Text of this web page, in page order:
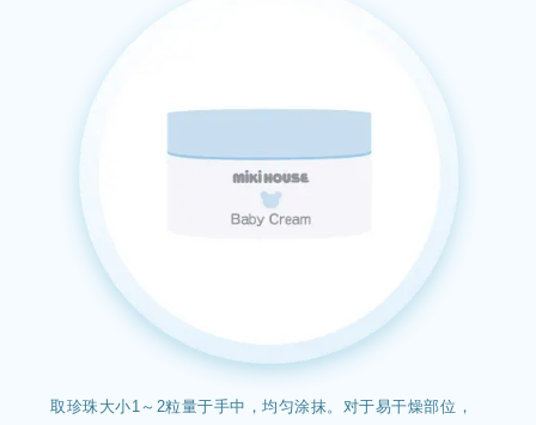
取珍珠大小1～2粒量于手中，均匀涂抹。对于易干燥部位，